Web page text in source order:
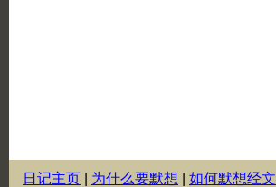
日记主页 为什么要默想 如何默想经文